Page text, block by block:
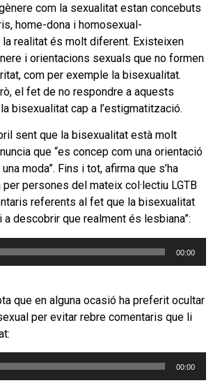
com la sexualitat estan concebuts
home-dona i homosexual-
realitat és molt diferent. Existeixen
i orientacions sexuals que no formen
com per exemple la bisexualitat.
el fet de no respondre a aquests
bisexualitat cap a l’estigmatització.
sent que la bisexualitat està molt
que “es concep com una orientació
moda”. Fins i tot, afirma que s’ha
persones del mateix col·lectiu LGTB
referents al fet que la bisexualitat
a descobrir que realment és lesbiana”:
00:00
que en alguna ocasió ha preferit ocultar
per evitar rebre comentaris que li
00:00